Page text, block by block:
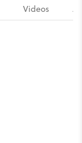
Videos